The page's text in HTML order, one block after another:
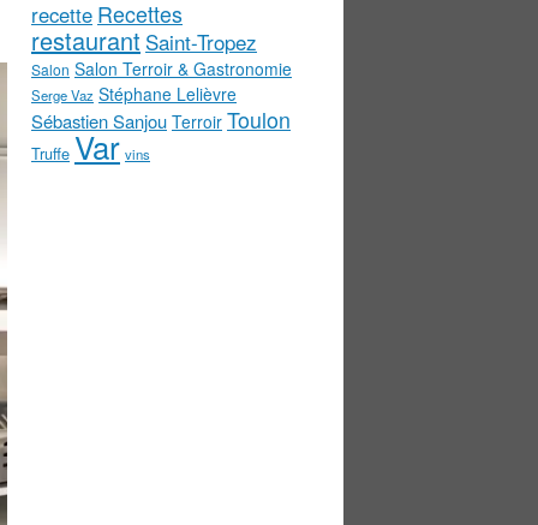
recette Recettes
restaurant Saint-Tropez
Salon Salon Terroir & Gastronomie
Serge Vaz Stéphane Lelièvre
Sébastien Sanjou Terroir Toulon
Truffe Var vins